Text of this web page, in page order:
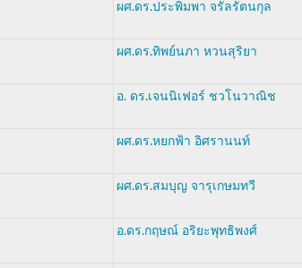
ผศ.ดร.ประพิมพา จรัลรัตนกุล
ผศ.ดร.ทิพย์นภา หวนสุริยา
อ. ดร.เจนนิเฟอร์ ชวโนวาณิช
ผศ.ดร.หยกฟ้า อิศรานนท์
ผศ.ดร.สมบุญ จารุเกษมทวี
อ.ดร.กฤษณ์ อริยะพุทธิพงศ์